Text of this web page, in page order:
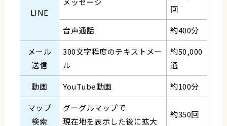
LINE
回
音声通話
約400分
メール
送信
300文字程度のテキストメー
ル
約50,000
通
動画
YouTube動画
約100分
マップ
検索
グーグルマップで
現在地を表示した後に拡大
約350回